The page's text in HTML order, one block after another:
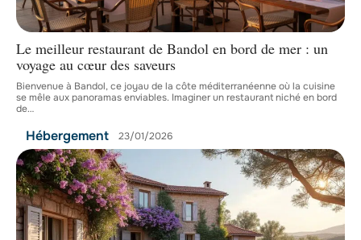
Le meilleur restaurant de Bandol en bord de mer : un
voyage au cœur des saveurs
Bienvenue à Bandol, ce joyau de la côte méditerranéenne où la cuisine
se mêle aux panoramas enviables. Imaginer un restaurant niché en bord
de…
Hébergement 23/01/2026